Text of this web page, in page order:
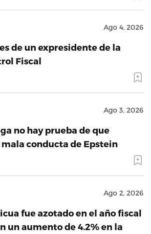
Ago 4, 2026
de un expresidente de la
Fiscal
Ago 3, 2026
no hay prueba de que
conducta de Epstein
Ago 2, 2026
fue azotado en el año fiscal
un aumento de 4.2% en la